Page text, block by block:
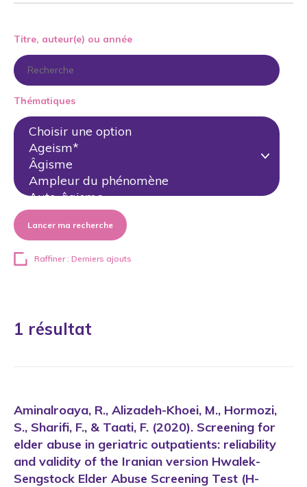
Titre, auteur(e) ou année
Thématiques
Lancer ma recherche
Raffiner : Derniers ajouts
1 résultat
Aminalroaya, R., Alizadeh-Khoei, M., Hormozi,
S., Sharifi, F., & Taati, F. (2020). Screening for
elder abuse in geriatric outpatients: reliability
and validity of the Iranian version Hwalek-
Sengstock Elder Abuse Screening Test (H-